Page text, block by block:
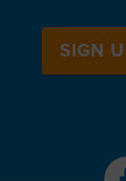
SIGN